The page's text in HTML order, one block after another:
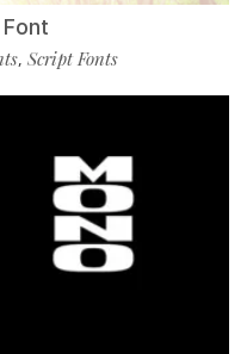
, Script Fonts